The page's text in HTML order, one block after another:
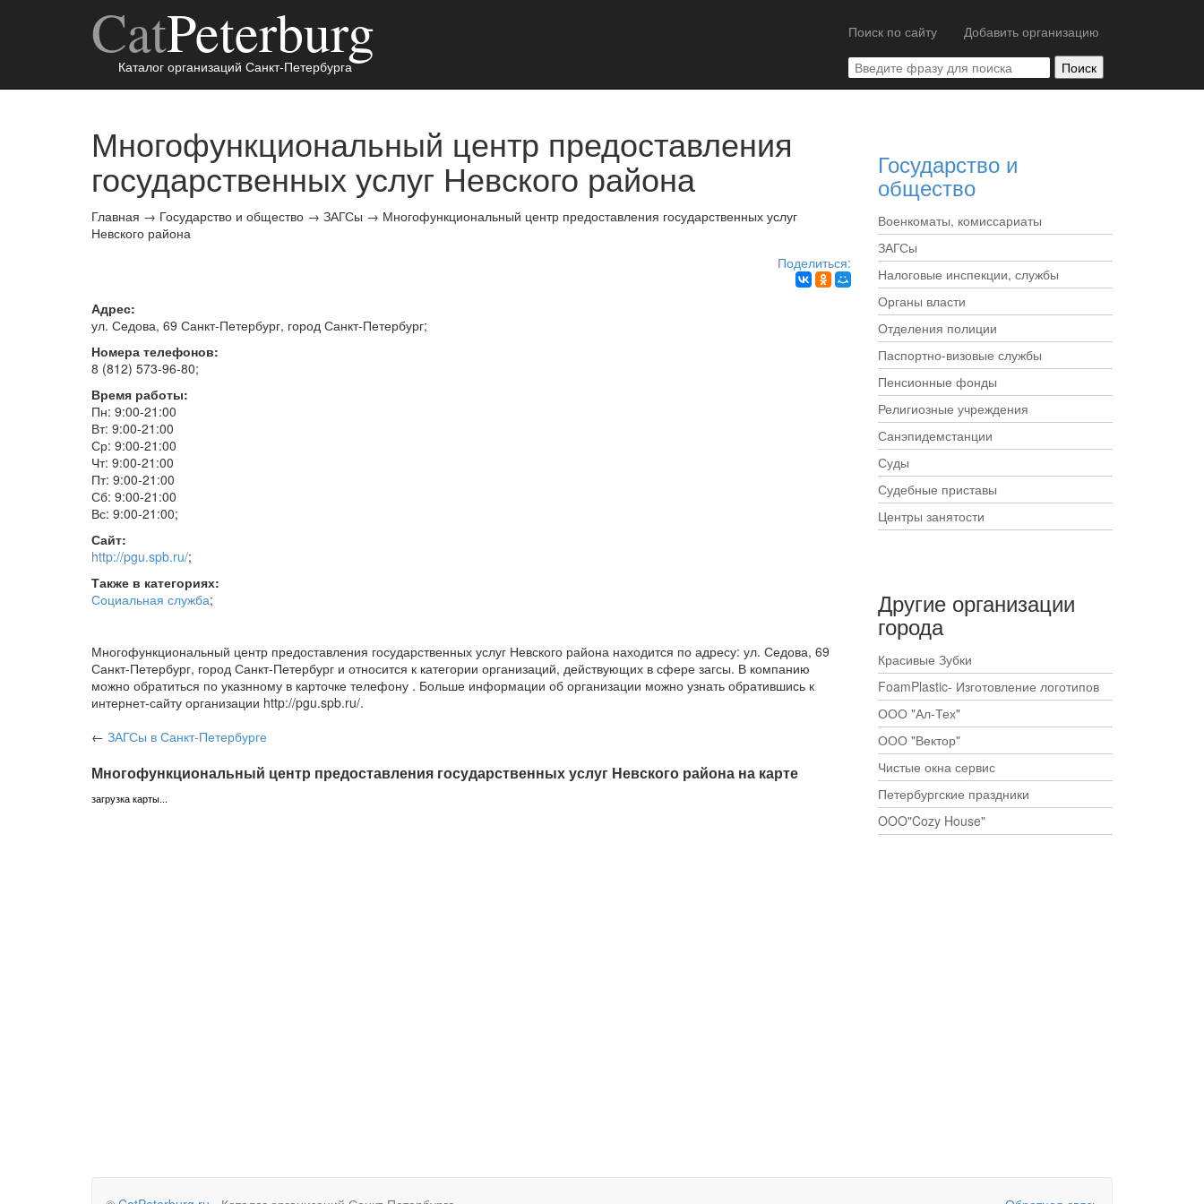
CatPeterburg
Каталог организаций Санкт-Петербурга
Поиск по сайту Добавить организацию
Многофункциональный центр предоставления
государственных услуг Невского района
Главная → Государство и общество → ЗАГСы → Многофункциональный центр предоставления государственных услуг
Невского района
Поделиться:
Адрес:
ул. Седова, 69 Санкт-Петербург, город Санкт-Петербург;
Номера телефонов:
8 (812) 573-96-80;
Время работы:
Пн: 9:00-21:00
Вт: 9:00-21:00
Ср: 9:00-21:00
Чт: 9:00-21:00
Пт: 9:00-21:00
Сб: 9:00-21:00
Вс: 9:00-21:00;
Сайт:
http://pgu.spb.ru/;
Также в категориях:
Социальная служба;
Многофункциональный центр предоставления государственных услуг Невского района находится по адресу: ул. Седова, 69
Санкт-Петербург, город Санкт-Петербург и относится к категории организаций, действующих в сфере загсы. В компанию
можно обратиться по указнному в карточке телефону . Больше информации об организации можно узнать обратившись к
интернет-сайту организации http://pgu.spb.ru/.
← ЗАГСы в Санкт-Петербурге
Многофункциональный центр предоставления государственных услуг Невского района на карте
загрузка карты...
Государство и
общество
Военкоматы, комиссариаты
ЗАГСы
Налоговые инспекции, службы
Органы власти
Отделения полиции
Паспортно-визовые службы
Пенсионные фонды
Религиозные учреждения
Санэпидемстанции
Суды
Судебные приставы
Центры занятости
Другие организации
города
Красивые Зубки
FoamPlastic- Изготовление логотипов
ООО "Ал-Тех"
ООО "Вектор"
Чистые окна сервис
Петербургские праздники
OOO"Cozy House"